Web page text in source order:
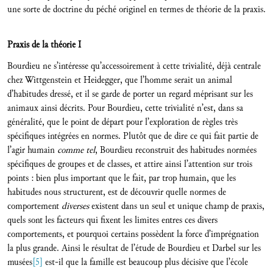
une sorte de doctrine du péché originel en termes de théorie de la praxis.
Praxis de la théorie I
Bourdieu ne s’intéresse qu’accessoirement à cette trivialité, déjà centrale
chez Wittgenstein et Heidegger, que l’homme serait un animal
d’habitudes dressé, et il se garde de porter un regard méprisant sur les
animaux ainsi décrits. Pour Bourdieu, cette trivialité n’est, dans sa
généralité, que le point de départ pour l’exploration de règles très
spécifiques intégrées en normes. Plutôt que de dire ce qui fait partie de
l’agir humain comme tel, Bourdieu reconstruit des habitudes normées
spécifiques de groupes et de classes, et attire ainsi l’attention sur trois
points : bien plus important que le fait, par trop humain, que les
habitudes nous structurent, est de découvrir quelle normes de
comportement diversesexistent dans un seul et unique champ de praxis,
quels sont les facteurs qui fixent les limites entres ces divers
comportements, et pourquoi certains possèdent la force d’imprégnation
la plus grande. Ainsi le résultat de l’étude de Bourdieu et Darbel sur les
musées[5] est-il que la famille est beaucoup plus décisive que l’école